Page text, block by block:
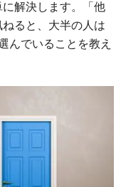
解決します。「他
ると、大半の人は
んでいることを教え